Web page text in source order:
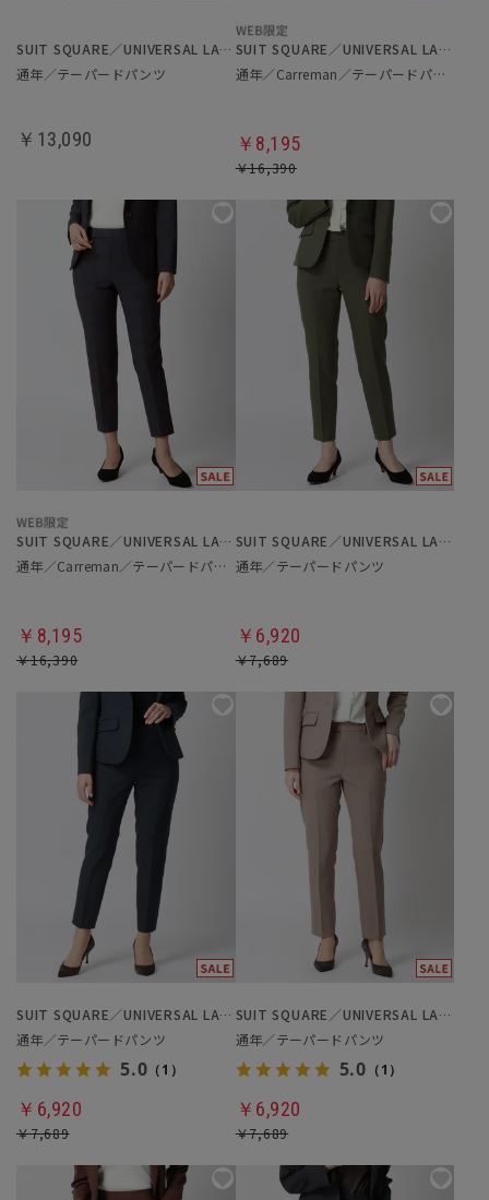
SUIT SQUARE／UNIVERSAL LANGUAGE／WHITE
通年／テーパードパンツ
￥13,090
SUIT SQUARE／UNIVERSAL LANGUAGE／WHITE
通年／Carreman／テーパードパンツ
￥8,195
￥16,390
SUIT SQUARE／UNIVERSAL LANGUAGE／WHITE
通年／Carreman／テーパードパンツ
￥8,195
￥16,390
SUIT SQUARE／UNIVERSAL LANGUAGE／WHITE
通年／テーパードパンツ
￥6,920
￥7,689
SUIT SQUARE／UNIVERSAL LANGUAGE／WHITE
通年／テーパードパンツ
5.0 （1）
￥6,920
￥7,689
SUIT SQUARE／UNIVERSAL LANGUAGE／WHITE
通年／テーパードパンツ
5.0 （1）
￥6,920
￥7,689